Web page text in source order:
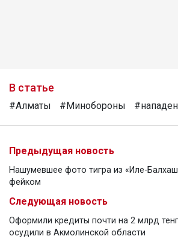
В статье
#Алматы #Минобороны
Предыдущая новость
Нашумевшее фото тигра из «Иле-
фейком
Следующая новость
Оформили кредиты почти на 2 млрд
осудили в Акмолинской области